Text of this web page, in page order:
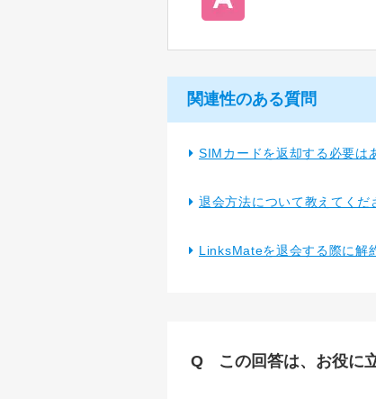
関連性のある質問
SIMカードを返却する必要は
退会方法について教えてくだ
LinksMateを退会する際に解
この回答は、お役に